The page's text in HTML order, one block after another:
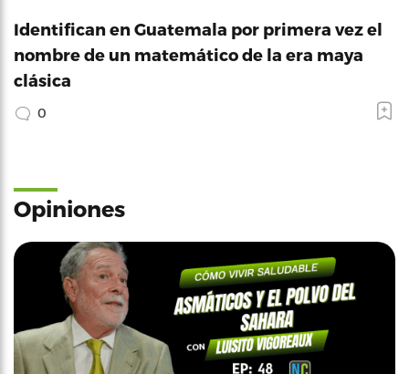
Identifican en Guatemala por primera vez el
nombre de un matemático de la era maya
clásica
0
Opiniones